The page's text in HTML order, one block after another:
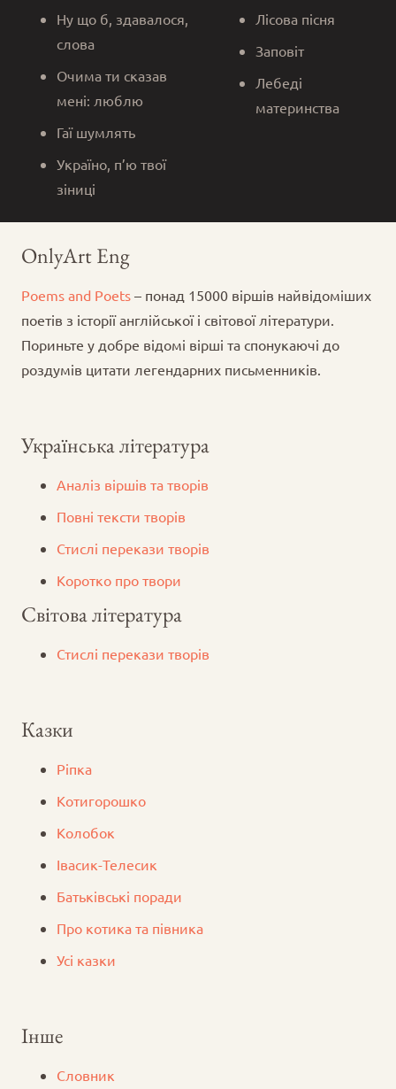
Ну що б, здавалося,
слова
Очима ти сказав
мені: люблю
Гаї шумлять
Україно, п’ю твої
зіниці
Лісова пісня
Заповіт
Лебеді
материнства
OnlyArt Eng
Poems and Poets – понад 15000 віршів найвідоміших
поетів з історії англійської і світової літератури.
Пориньте у добре відомі вірші та спонукаючі до
роздумів цитати легендарних письменників.
Українська література
Аналіз віршів та творів
Повні тексти творів
Стислі перекази творів
Коротко про твори
Світова література
Стислі перекази творів
Казки
Ріпка
Котигорошко
Колобок
Iвасик-Телесик
Батьківські поради
Про котика та півника
Усі казки
Інше
Словник